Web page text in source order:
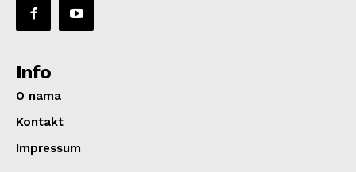
Info
O nama
Kontakt
Impressum